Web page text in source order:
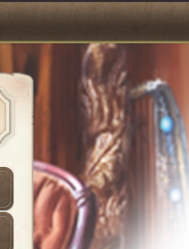
闘技場